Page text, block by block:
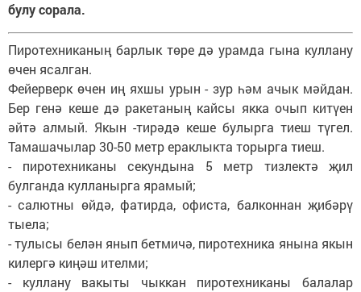
булу сорала.
Пиротехниканың барлык төре дә урамда гына куллану
өчен ясалган.
Фейерверк өчен иң яхшы урын - зур һәм ачык мәйдан.
Бер генә кеше дә ракетаның кайсы якка очып китүен
әйтә алмый. Якын -тирәдә кеше булырга тиеш түгел.
Тамашачылар 30-50 метр ераклыкта торырга тиеш.
- пиротехниканы секундына 5 метр тизлектә җил
булганда кулланырга ярамый;
- салютны өйдә, фатирда, офиста, балконнан җибәрү
тыела;
- тулысы белән янып бетмичә, пиротехника янына якын
килергә киңәш ителми;
- куллану вакыты чыккан пиротехниканы балалар